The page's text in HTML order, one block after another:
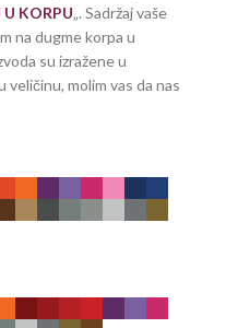
KORPU„. Sadržaj vaše
na dugme korpa u
su izražene u
molim vas da nas